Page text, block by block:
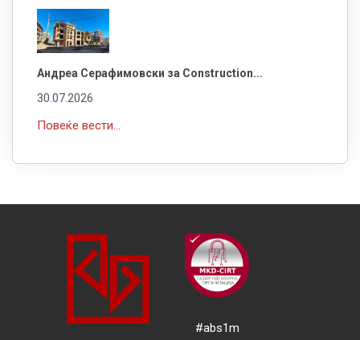
Андреа Серафимовски за Construction...
30.07.2026
Повеќе вести...
#abs1m